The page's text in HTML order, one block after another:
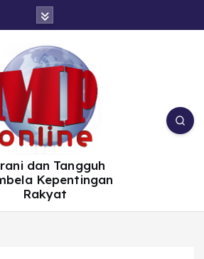
dan Tangguh
Kepentingan
Rakyat